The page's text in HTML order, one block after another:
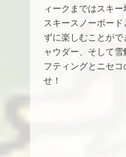
ィークまではスキ
スキースノーボー
ずに楽しむことが
ャウダー、そして
フティングとニセ
せ！